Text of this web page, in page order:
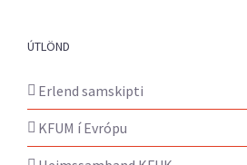
ÚTLÖND
Erlend samskipti
KFUM í Evrópu